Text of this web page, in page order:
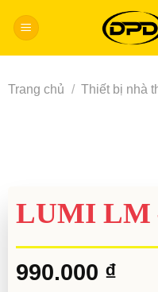
Trang chủ / Thiết bị nhà
LUMI LM
990.000 ₫